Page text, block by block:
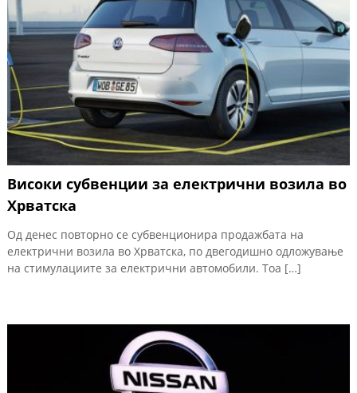
Високи субвенции за електрични возила во
Хрватска
Од денес повторно се субвенционира продажбата на
електрични возила во Хрватска, по двегодишно одложување
на стимулациите за електрични автомобили. Тоа […]